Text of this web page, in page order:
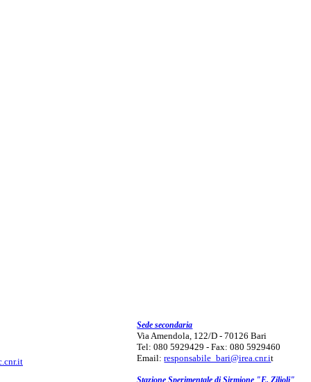
Sede secondaria
Via Amendola, 122/D - 70126 Bari
Tel: 080 5929429 - Fax: 080 5929460
Email:responsabile_bari@irea.cnr.it
Stazione Sperimentale di Sirmione "E. Zilioli"